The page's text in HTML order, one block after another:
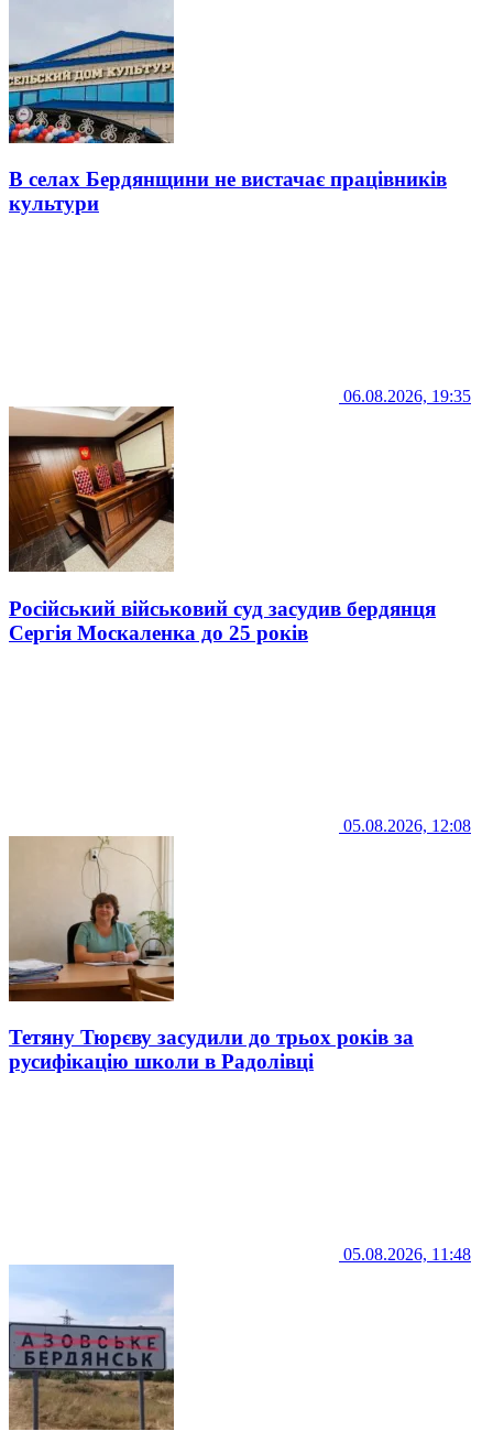
В селах Бердянщини не вистачає працівників
культури
06.08.2026, 19:35
Російський військовий суд засудив бердянця
Сергія Москаленка до 25 років
05.08.2026, 12:08
Тетяну Тюрєву засудили до трьох років за
русифікацію школи в Радолівці
05.08.2026, 11:48